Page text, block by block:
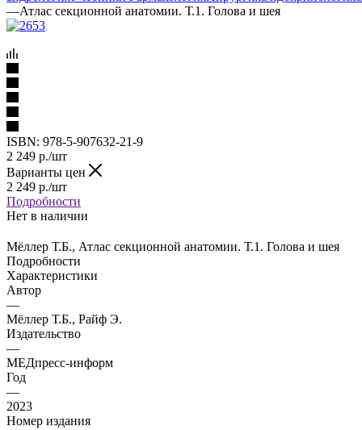
—Атлас секционной анатомии. Т.1. Голова и шея
ISBN: 978-5-907632-21-9
2 249 р./шт
Варианты цен
2 249 р./шт
Подробности
Нет в наличии
Мёллер Т.Б., Атлас секционной анатомии. Т.1. Голова и шея
Подробности
Характеристики
Автор
—
Мёллер Т.Б., Райф Э.
Издательство
—
МЕДпресс-информ
Год
—
2023
Номер издания